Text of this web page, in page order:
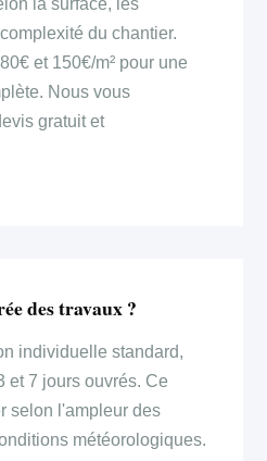
du chantier.
et 150€/m² pour une
Nous vous
gratuit et
des travaux ?
individuelle standard,
et 7 jours ouvrés. Ce
selon l'ampleur des
météorologiques.